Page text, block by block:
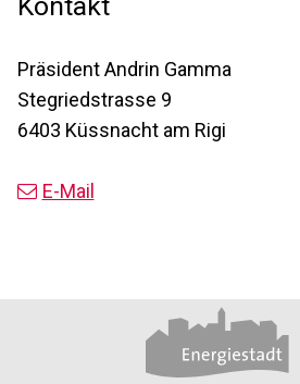
Präsident Andrin Gamma
Stegriedstrasse 9
6403 Küssnacht am Rigi
E-Mail